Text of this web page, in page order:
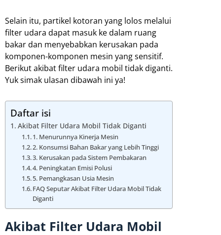
Selain itu, partikel kotoran yang lolos melalui
filter udara dapat masuk ke dalam ruang
bakar dan menyebabkan kerusakan pada
komponen-komponen mesin yang sensitif.
Berikut akibat filter udara mobil tidak diganti.
Yuk simak ulasan dibawah ini ya!
Daftar isi
Akibat Filter Udara Mobil Tidak Diganti
1. Menurunnya Kinerja Mesin
2. Konsumsi Bahan Bakar yang Lebih Tinggi
3. Kerusakan pada Sistem Pembakaran
4. Peningkatan Emisi Polusi
5. Pemangkasan Usia Mesin
FAQ Seputar Akibat Filter Udara Mobil Tidak
Diganti
Akibat Filter Udara Mobil